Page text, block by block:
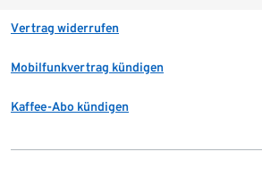
Vertrag widerrufen
Mobilfunkvertrag kündigen
Kaffee-Abo kündigen